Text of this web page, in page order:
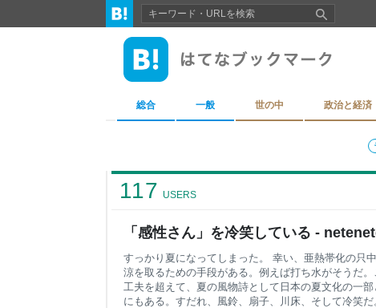
総合 一般 世の中 政治と経済
「感性さん」を冷笑している -
117 USERS
すっかり夏になってしまった。 幸い、亜熱帯化の只
涼を取るための手段がある。例えば打ち水がそうだ
工夫を超えて、夏の風物詩として日本の夏文化の一
にもある。すだれ、風鈴、扇子、川床、そして冷笑だ